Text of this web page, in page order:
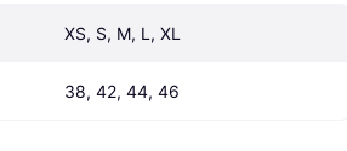
XS, S, M, L, XL
38, 42, 44, 46